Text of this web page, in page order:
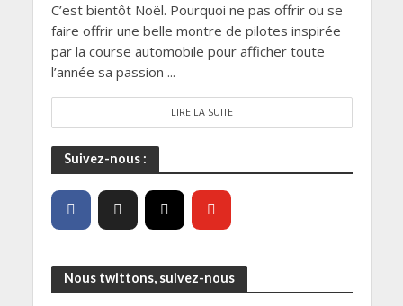
C’est bientôt Noël. Pourquoi ne pas offrir ou se
faire offrir une belle montre de pilotes inspirée
par la course automobile pour afficher toute
l’année sa passion ...
LIRE LA SUITE
Suivez-nous :
Nous twittons, suivez-nous